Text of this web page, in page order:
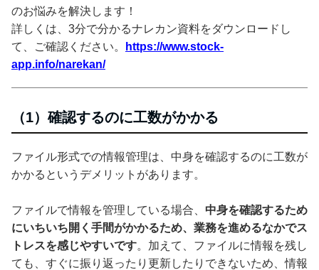
のお悩みを解決します！
詳しくは、3分で分かるナレカン資料をダウンロードし
て、ご確認ください。
https://www.stock-
app.info/narekan/
（1）確認するのに工数がかかる
ファイル形式での情報管理は、中身を確認するのに工数が
かかるというデメリットがあります。
ファイルで情報を管理している場合、 中身を確認するため
にいちいち開く手間がかかるため、業務を進めるなかでス
トレスを感じやすいです。加えて、ファイルに情報を残し
ても、すぐに振り返ったり更新したりできないため、情報